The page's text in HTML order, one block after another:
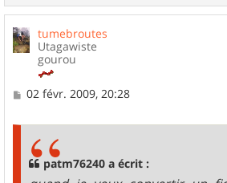
tumebroutes
Utagawiste
gourou
M
02 févr. 2009, 20:28
patm76240 a écrit :